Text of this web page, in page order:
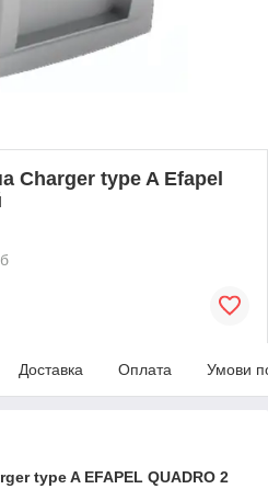
Charger type A Efapel
Доставка Оплата Умови
type A EFAPEL QUADRO 2